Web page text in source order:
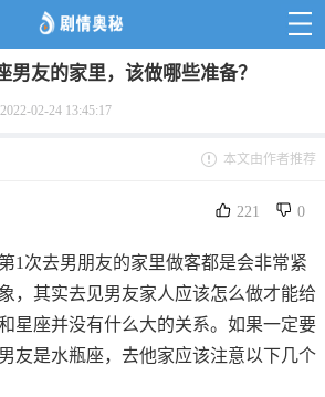
男友的家里，该做哪些准备？
2022-02-24 13:45:17
本文由作者推荐
221 0
1次去男朋友的家里做客都是会非常紧
，其实去见男友家人应该怎么做才能给
星座并没有什么大的关系。如果一定要
友是水瓶座，去他家应该注意以下几个